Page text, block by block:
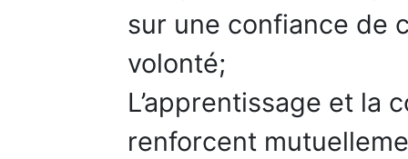
sur une confiance de
volonté;
L’apprentissage et la
renforcent